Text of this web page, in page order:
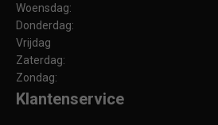
Woensdag:
Donderdag:
Vrijdag
Zaterdag:
Zondag:
Klantenservice